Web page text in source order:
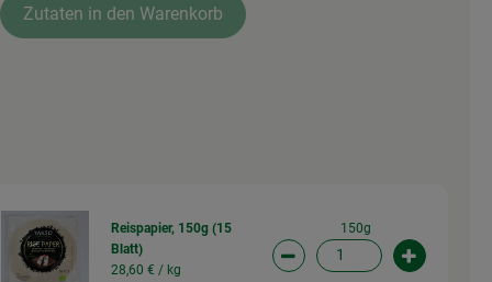
Zutaten in den Warenkorb
ändern
Reispapier, 150g (15
Blatt)
28,60 € / kg
150g
Artikelanzahl verringern